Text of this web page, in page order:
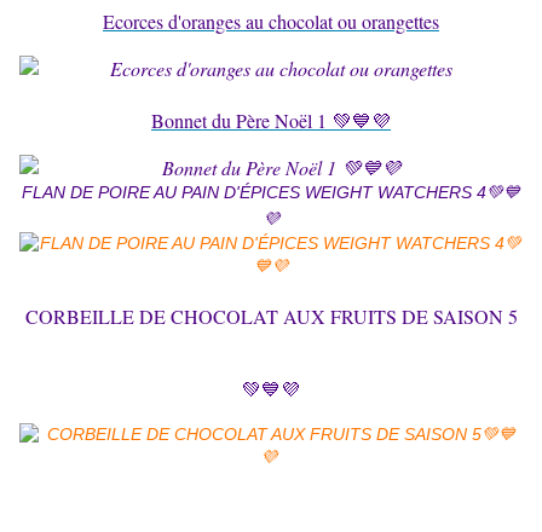
Ecorces d'oranges au chocolat ou orangettes
Bonnet du Père Noël 1 💚💙💜
FLAN DE POIRE AU PAIN D'ÉPICES WEIGHT WATCHERS 4💚💙
💜
CORBEILLE DE CHOCOLAT AUX FRUITS DE SAISON 5
💚💙💜